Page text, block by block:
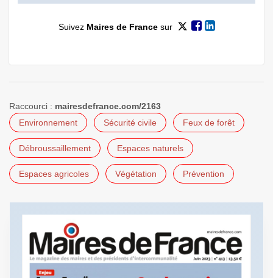
Suivez Maires de Francesur
Raccourci : mairesdefrance.com/2163
Environnement
Sécurité civile Feux de forêt
Débroussaillement Espaces naturels
Espaces agricoles Végétation Prévention